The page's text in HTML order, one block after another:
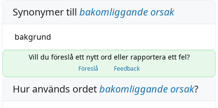
Synonymer till bakomliggande orsak
bakgrund
Vill du föreslå ett nytt ord eller rapportera ett fel?
Föreslå Feedback
Hur används ordetbakomliggande orsak?